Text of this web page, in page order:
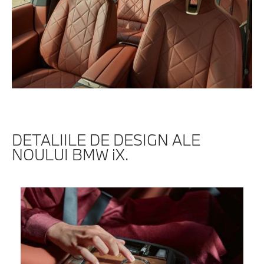
DETALIILE DE DESIGN ALE
NOULUI BMW iX.